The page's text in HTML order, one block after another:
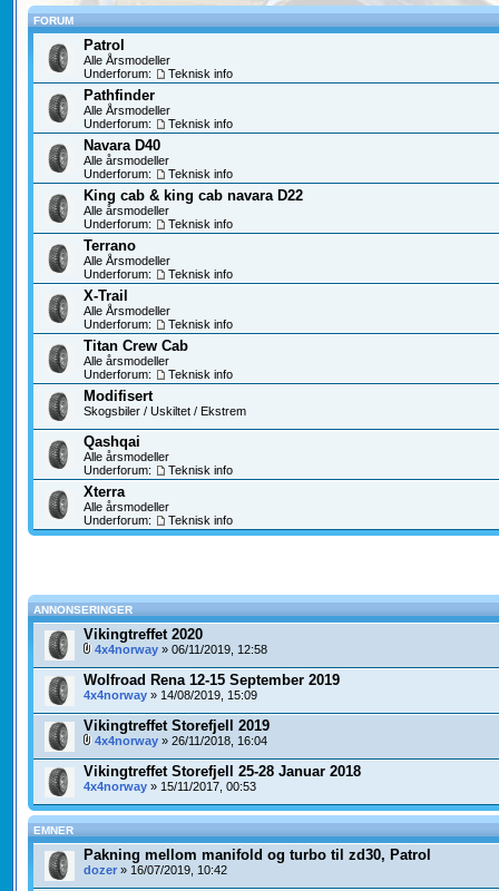
FORUM
Patrol
Alle Årsmodeller
Underforum:
Teknisk info
Pathfinder
Alle Årsmodeller
Underforum:
Teknisk info
Navara D40
Alle årsmodeller
Underforum:
Teknisk info
King cab & king cab navara D22
Alle årsmodeller
Underforum:
Teknisk info
Terrano
Alle Årsmodeller
Underforum:
Teknisk info
X-Trail
Alle Årsmodeller
Underforum:
Teknisk info
Titan Crew Cab
Alle årsmodeller
Underforum:
Teknisk info
Modifisert
Skogsbiler / Uskiltet / Ekstrem
Qashqai
Alle årsmodeller
Underforum:
Teknisk info
Xterra
Alle årsmodeller
Underforum:
Teknisk info
ANNONSERINGER
Vikingtreffet 2020
4x4norway» 06/11/2019, 12:58
Wolfroad Rena 12-15 September 2019
4x4norway» 14/08/2019, 15:09
Vikingtreffet Storefjell 2019
4x4norway» 26/11/2018, 16:04
Vikingtreffet Storefjell 25-28 Januar 2018
4x4norway» 15/11/2017, 00:53
EMNER
Pakning mellom manifold og turbo til zd30, Patrol
dozer» 16/07/2019, 10:42